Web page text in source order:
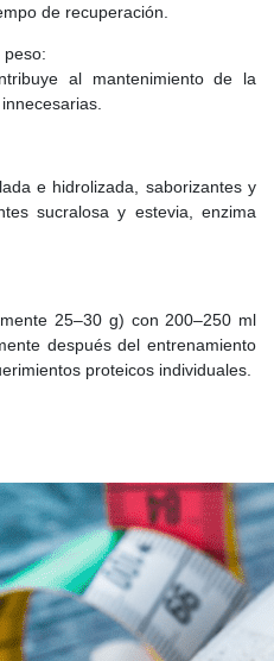
de recuperación.
al mantenimiento de la
e hidrolizada, saborizantes y
sucralosa y estevia, enzima
25–30 g) con 200–250 ml
después del entrenamiento
proteicos individuales.